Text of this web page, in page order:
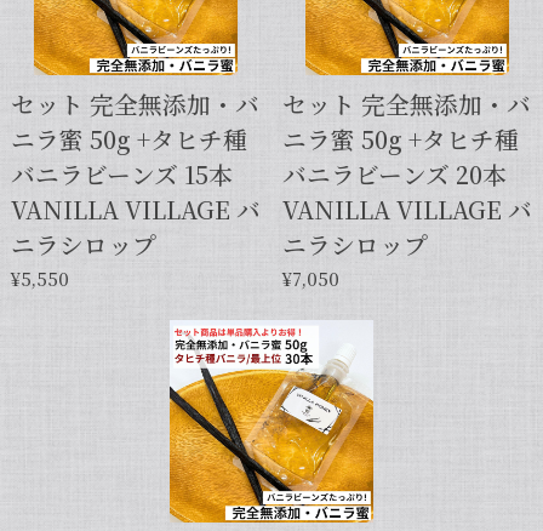
【スタンドパック※通常サイズ】完全無添加・天然バニラ蜜_送料無料（200g）/バニラシロップ/シロップ/バニラビーンズ/製菓材料/バニラペースト/バニラエッセンス/ギフト
2025/05/31
【本数多いほど1本価格がお得！】【サイズだけ訳ありグレード 12cm・バニラビーンズ・5本】
2025/01/05
発送が早くて助かりました。 バニラの香りも良かっ
たので、次回の発注します。
この度は当店をご利用いただきまして、
誠にありがとうございます！こちらこそ
スムーズなお取引をしていただき感謝申
し上げます。また機会がございました
ら、キャラメルのように甘くほのかに香
るブルボン種バニラもお試しくださいま
せ。今後とも当店を何卒よろしくお願い
申し上げます。
セット 完全無添加・バ
ニラ蜜 50g +タヒチ種
バニラビーンズ 15本
VANILLA VILLAGE バ
ニラシロップ
¥5,550
セット 完全無添加・バ
ニラ蜜 50g +タヒチ種
バニラビーンズ 20本
VANILLA VILLAGE バ
ニラシロップ
¥7,050